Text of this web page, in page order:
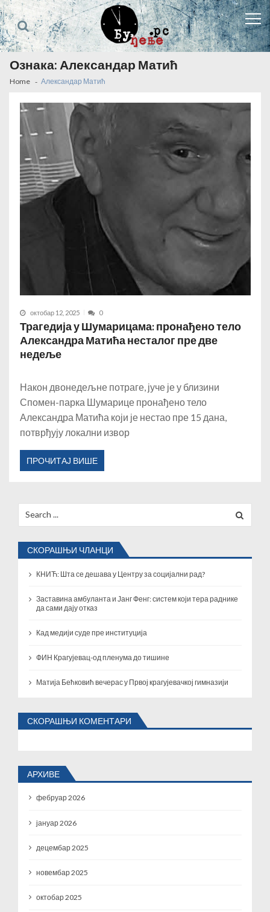
Skip
to
navigation
Skip
to
content
Ознака: Александар Матић
Home Александар Матић
октобар 12, 2025 0
Трагедија у Шумарицама: пронађено тело
Александра Матића несталог пре две
недеље
Након двонедељне потраге, јуче је у близини
Спомен-парка Шумарице пронађено тело
Александра Матића који је нестао пре 15 дана,
потврђују локални извор
ПРОЧИТАЈ ВИШЕ
for:
СКОРАШЊИ ЧЛАНЦИ
КНИЋ: Шта се дешава у Центру за социјални рад?
Заставина амбуланта и Јанг Фенг: систем који тера раднике
да сами дају отказ
Кад медији суде пре институција
ФИН Крагујевац-од пленума до тишине
Матија Бећковић вечерас у Првој крагујевачкој гимназији
СКОРАШЊИ КОМЕНТАРИ
АРХИВЕ
фебруар 2026
јануар 2026
децембар 2025
новембар 2025
октобар 2025